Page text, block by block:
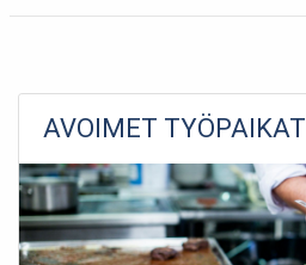
AVOIMET TYÖPAIKAT